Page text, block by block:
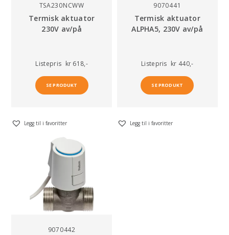
TSA230NCWW
Termisk aktuator
230V av/på
Listepris kr 618,-
SE PRODUKT
Legg til i favoritter
9070441
Termisk aktuator
ALPHA5, 230V av/på
Listepris kr 440,-
SE PRODUKT
Legg til i favoritter
9070442